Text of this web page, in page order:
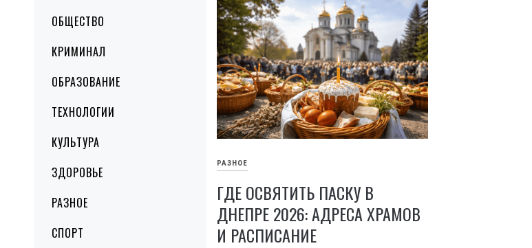
ОБЩЕСТВО
КРИМИНАЛ
ОБРАЗОВАНИЕ
ТЕХНОЛОГИИ
КУЛЬТУРА
ЗДОРОВЬЕ
РАЗНОЕ
СПОРТ
РАЗНОЕ
ГДЕ ОСВЯТИТЬ ПАСКУ В
ДНЕПРЕ 2026: АДРЕСА ХРАМОВ
И РАСПИСАНИЕ